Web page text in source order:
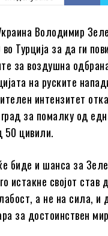
Володимир
Турција за да ги
за воздушна
на руските
интензитет
за помалку од
50 цивили.
биде и шанса за
истакне својот став
а не на сила,
за достоинствен